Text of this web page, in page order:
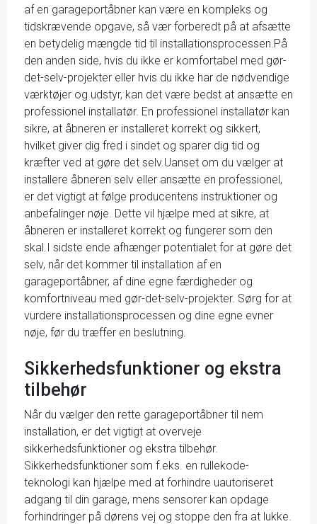
af en garageportåbner kan være en kompleks og
tidskrævende opgave, så vær forberedt på at afsætte
en betydelig mængde tid til installationsprocessen.På
den anden side, hvis du ikke er komfortabel med gør-
det-selv-projekter eller hvis du ikke har de nødvendige
værktøjer og udstyr, kan det være bedst at ansætte en
professionel installatør. En professionel installatør kan
sikre, at åbneren er installeret korrekt og sikkert,
hvilket giver dig fred i sindet og sparer dig tid og
kræfter ved at gøre det selv.Uanset om du vælger at
installere åbneren selv eller ansætte en professionel,
er det vigtigt at følge producentens instruktioner og
anbefalinger nøje. Dette vil hjælpe med at sikre, at
åbneren er installeret korrekt og fungerer som den
skal.I sidste ende afhænger potentialet for at gøre det
selv, når det kommer til installation af en
garageportåbner, af dine egne færdigheder og
komfortniveau med gør-det-selv-projekter. Sørg for at
vurdere installationsprocessen og dine egne evner
nøje, før du træffer en beslutning.
Sikkerhedsfunktioner og ekstra
tilbehør
Når du vælger den rette garageportåbner til nem
installation, er det vigtigt at overveje
sikkerhedsfunktioner og ekstra tilbehør.
Sikkerhedsfunktioner som f.eks. en rullekode-
teknologi kan hjælpe med at forhindre uautoriseret
adgang til din garage, mens sensorer kan opdage
forhindringer på dørens vej og stoppe den fra at lukke.